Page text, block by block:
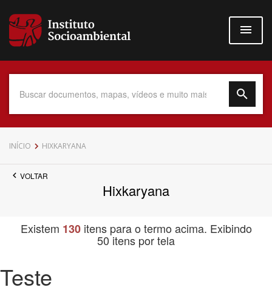
para
conteúdo
Data do Documento
INÍCIO HIXKARYANA
VOLTAR
Hixkaryana
Existem 130itens para o termo acima. Exibindo
50 itens por tela
Teste